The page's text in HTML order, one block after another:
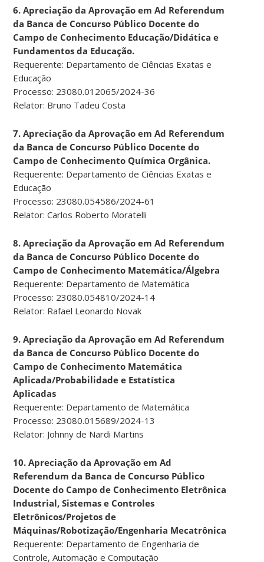
6. Apreciação da Aprovação em Ad Referendum
da Banca de Concurso Público Docente do
Campo de Conhecimento Educação/Didática e
Fundamentos da Educação.
Requerente: Departamento de Ciências Exatas e
Educação
Processo: 23080.012065/2024-36
Relator: Bruno Tadeu Costa
7. Apreciação da Aprovação em Ad Referendum
da Banca de Concurso Público Docente do
Campo de Conhecimento Química Orgânica.
Requerente: Departamento de Ciências Exatas e
Educação
Processo: 23080.054586/2024-61
Relator: Carlos Roberto Moratelli
8. Apreciação da Aprovação em Ad Referendum
da Banca de Concurso Público Docente do
Campo de Conhecimento Matemática/Álgebra
Requerente: Departamento de Matemática
Processo: 23080.054810/2024-14
Relator: Rafael Leonardo Novak
9. Apreciação da Aprovação em Ad Referendum
da Banca de Concurso Público Docente do
Campo de Conhecimento Matemática
Aplicada/Probabilidade e Estatística
Aplicadas
Requerente: Departamento de Matemática
Processo: 23080.015689/2024-13
Relator: Johnny de Nardi Martins
10. Apreciação da Aprovação em Ad
Referendum da Banca de Concurso Público
Docente do Campo de Conhecimento Eletrônica
Industrial, Sistemas e Controles
Eletrônicos/Projetos de
Máquinas/Robotização/Engenharia Mecatrônica
Requerente: Departamento de Engenharia de
Controle, Automação e Computação